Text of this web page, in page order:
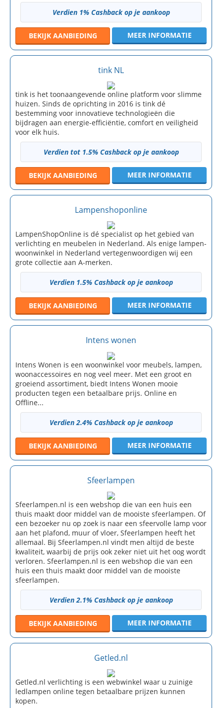
Verdien 1% Cashback op je aankoop
BEKIJK AANBIEDING MEER INFORMATIE
tink NL
tink is het toonaangevende online platform voor slimme
huizen. Sinds de oprichting in 2016 is tink dé
bestemming voor innovatieve technologieën die
bijdragen aan energie-efficiëntie, comfort en veiligheid
voor elk huis.
Verdien tot 1.5% Cashback op je aankoop
BEKIJK AANBIEDING MEER INFORMATIE
Lampenshoponline
LampenShopOnline is dé specialist op het gebied van
verlichting en meubelen in Nederland. Als enige lampen-
woonwinkel in Nederland vertegenwoordigen wij een
grote collectie aan A-merken.
Verdien 1.5% Cashback op je aankoop
BEKIJK AANBIEDING MEER INFORMATIE
Intens wonen
Intens Wonen is een woonwinkel voor meubels, lampen,
woonaccessoires en nog veel meer. Met een groot en
groeiend assortiment, biedt Intens Wonen mooie
producten tegen een betaalbare prijs. Online en
Offline...
Verdien 2.4% Cashback op je aankoop
BEKIJK AANBIEDING MEER INFORMATIE
Sfeerlampen
Sfeerlampen.nl is een webshop die van een huis een
thuis maakt door middel van de mooiste sfeerlampen. Of
een bezoeker nu op zoek is naar een sfeervolle lamp voor
aan het plafond, muur of vloer, Sfeerlampen heeft het
allemaal. Bij Sfeerlampen.nl vindt men altijd de beste
kwaliteit, waarbij de prijs ook zeker niet uit het oog wordt
verloren. Sfeerlampen.nl is een webshop die van een
huis een thuis maakt door middel van de mooiste
sfeerlampen.
Verdien 2.1% Cashback op je aankoop
BEKIJK AANBIEDING MEER INFORMATIE
Getled.nl
Getled.nl verlichting is een webwinkel waar u zuinige
ledlampen online tegen betaalbare prijzen kunnen
kopen.